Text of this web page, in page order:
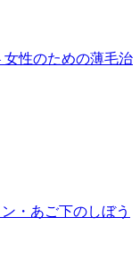
女性のための薄毛治
・あご下のしぼう